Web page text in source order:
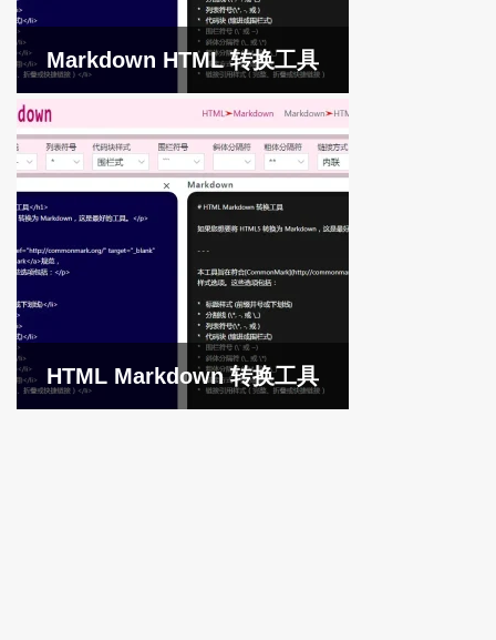
Markdown HTML 转换工具
HTML Markdown 转换工具